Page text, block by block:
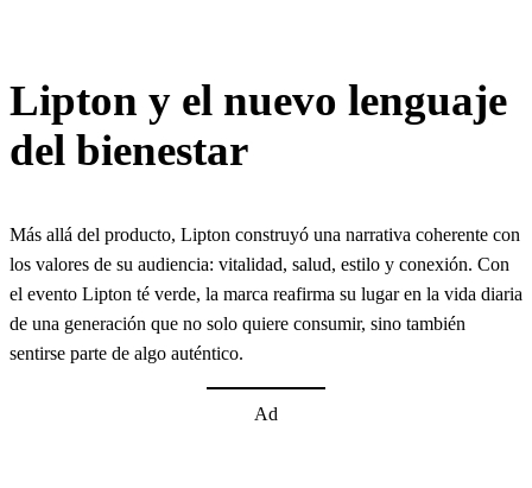
Lipton y el nuevo lenguaje
del bienestar
Más allá del producto, Lipton construyó una narrativa coherente con
los valores de su audiencia: vitalidad, salud, estilo y conexión. Con
el evento Lipton té verde, la marca reafirma su lugar en la vida diaria
de una generación que no solo quiere consumir, sino también
sentirse parte de algo auténtico.
Ad